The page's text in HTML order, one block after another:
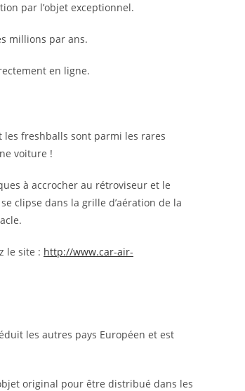
par l’objet exceptionnel.
millions par ans.
en ligne.
freshballs sont parmi les rares
voiture !
à accrocher au rétroviseur et le
clipse dans la grille d’aération de la
le site : http://www.car-air-
les autres pays Européen et est
original pour être distribué dans les